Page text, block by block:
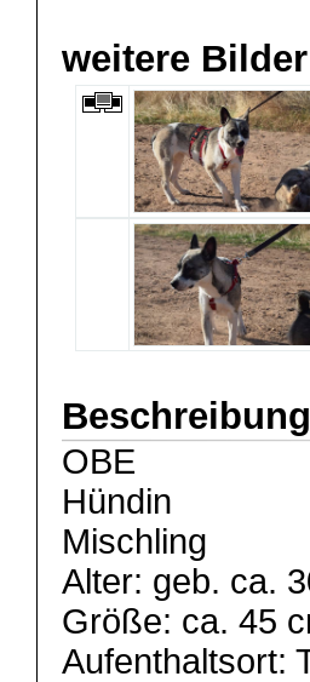
weitere
OBE
Hündin
Mischling
Alter: geb. ca.
Größe: ca. 45
Aufenthaltsort: